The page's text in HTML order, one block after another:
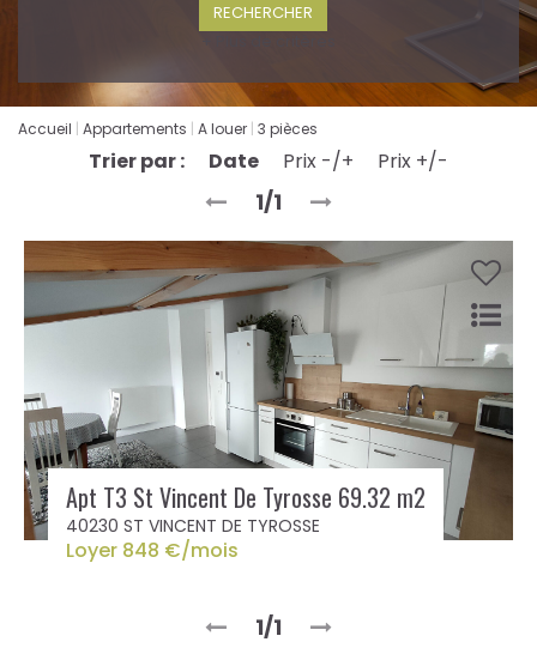
Accueil Appartements A louer 3 pièces
Trier par : Date Prix -/+ Prix +/-
1/1
Apt T3 St Vincent De Tyrosse 69.32 m2
40230 ST VINCENT DE TYROSSE
Loyer 848 €/mois
1/1